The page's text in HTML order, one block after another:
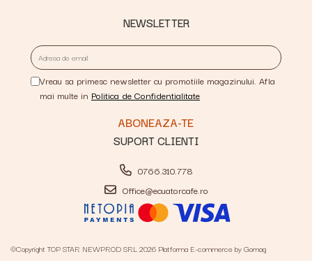
NEWSLETTER
Vreau sa primesc newsletter cu promotiile magazinului. Afla
mai multe in Politica de Confidentialitate
SUPORT CLIENTI
0766.310.778
Office@ecuatorcafe.ro
©Copyright TOP STAR NEWPROD SRL 2026 Platforma E-commerce by Gomag